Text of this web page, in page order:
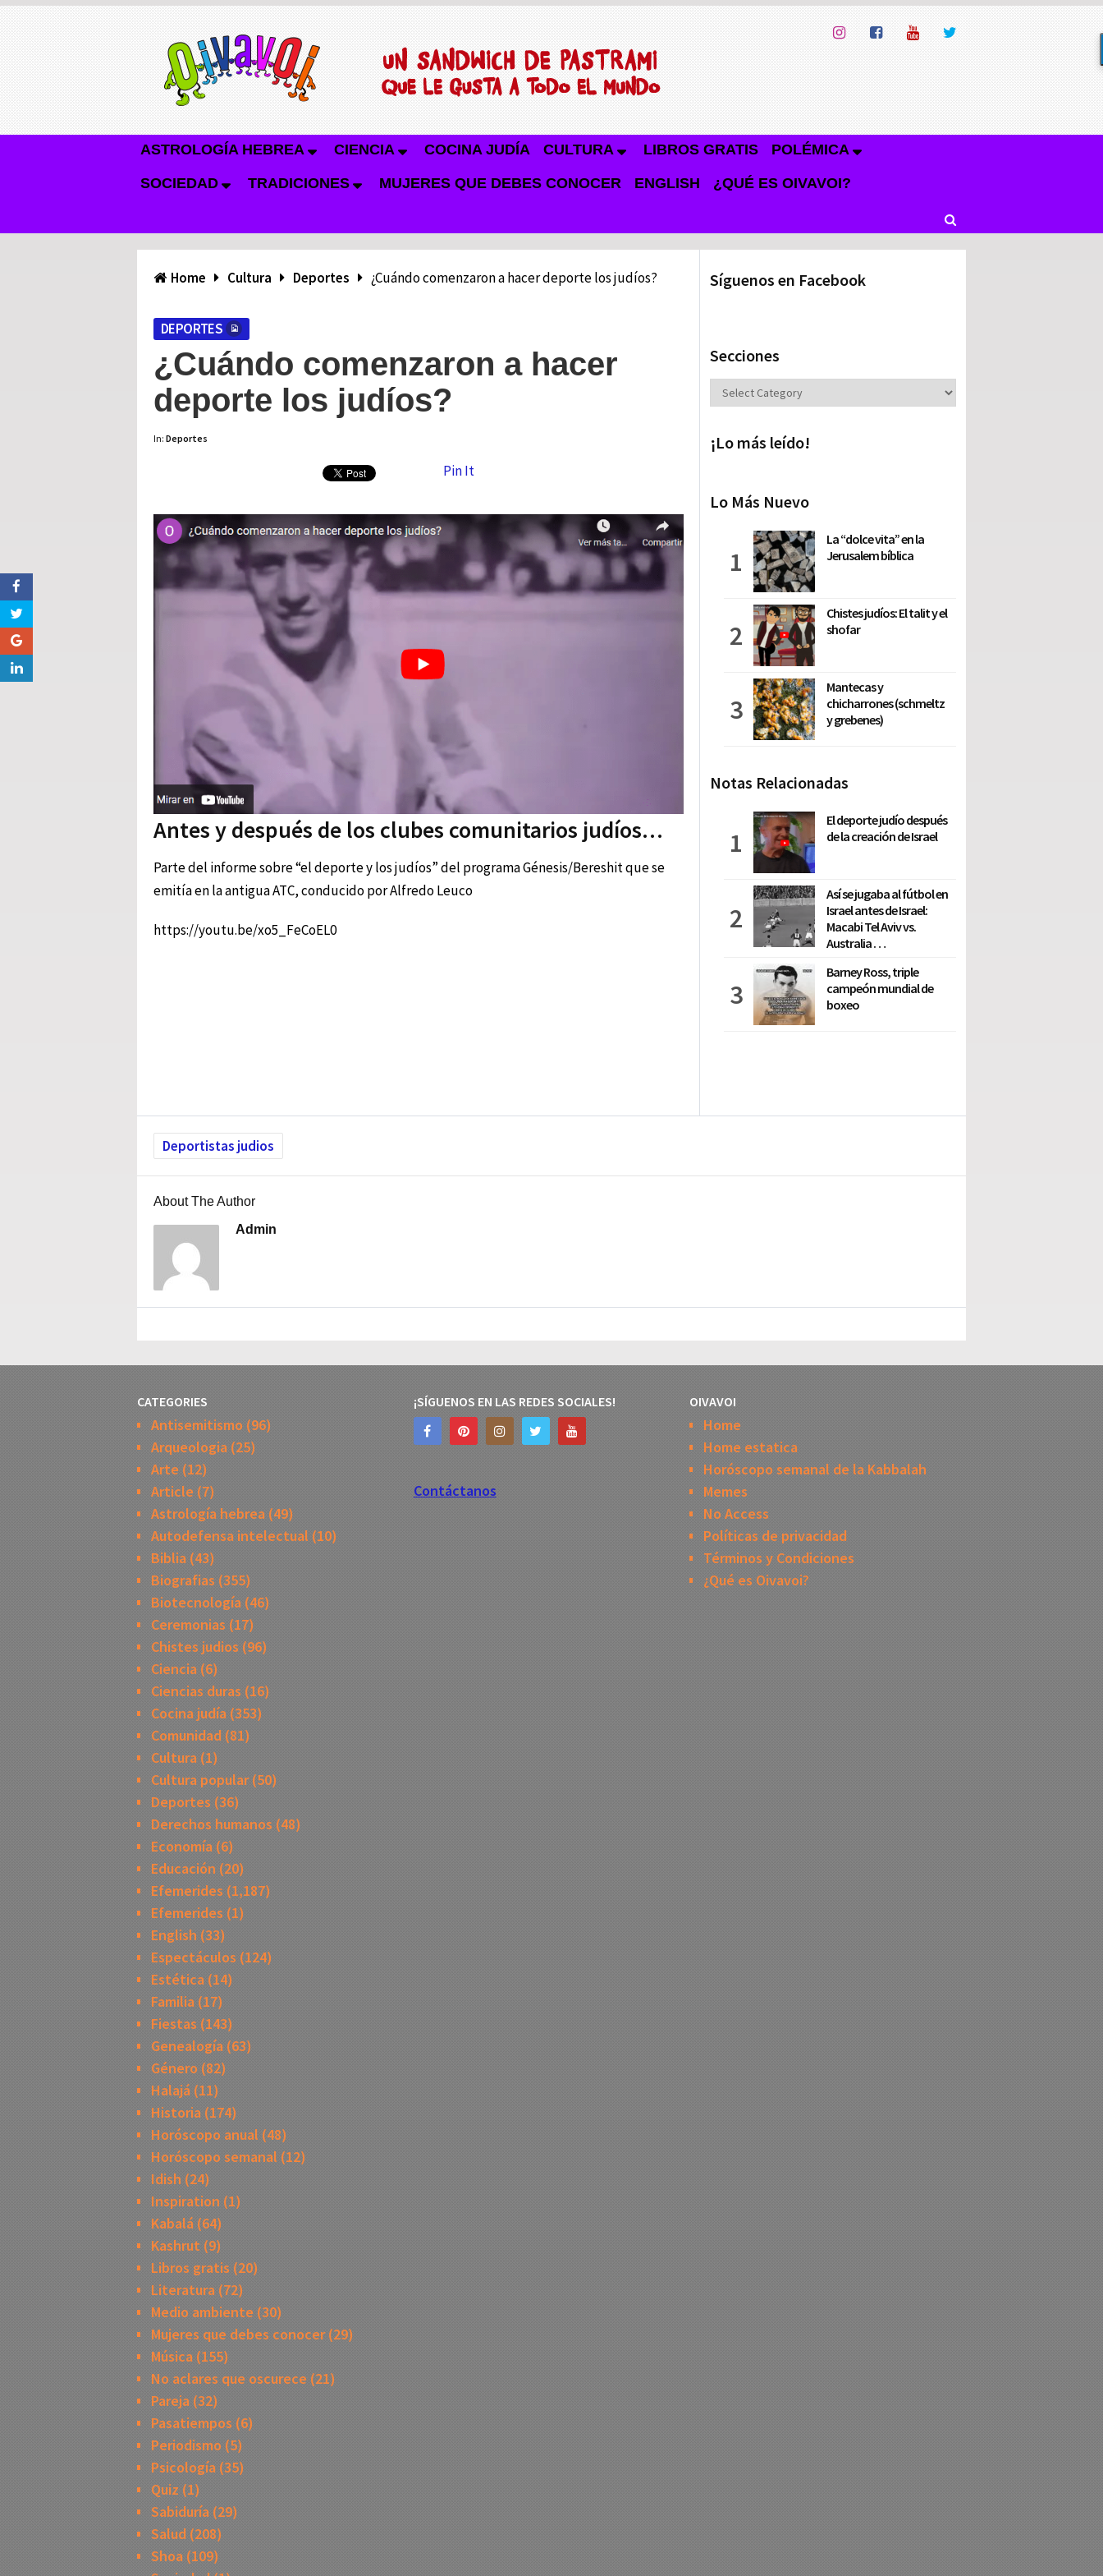
ASTROLOGÍA HEBREA CIENCIA COCINA JUDÍA CULTURA LIBROS GRATIS POLÉMICA
SOCIEDAD TRADICIONES MUJERES QUE DEBES CONOCER ENGLISH ¿QUÉ ES OIVAVOI?
Home Cultura Deportes ¿Cuándo comenzaron a hacer deporte los judíos?
DEPORTES
¿Cuándo comenzaron a hacer
deporte los judíos?
In: Deportes
Pin It
Antes y después de los clubes comunitarios judíos…
Parte del informe sobre “el deporte y los judíos” del programa Génesis/Bereshit que se
emitía en la antigua ATC, conducido por Alfredo Leuco
https://youtu.be/xo5_FeCoEL0
Síguenos en Facebook
Secciones
Secciones
¡Lo más leído!
Lo Más Nuevo
La “dolce vita” en la
Jerusalem bíblica
Chistes judíos: El talit y el
shofar
Mantecas y
chicharrones (schmeltz
y grebenes)
Notas Relacionadas
El deporte judío después
de la creación de Israel
Así se jugaba al fútbol en
Israel antes de Israel:
Macabi Tel Aviv vs.
Australia …
Barney Ross, triple
campeón mundial de
boxeo
Deportistas judios
About The Author
Admin
CATEGORIES
Antisemitismo (96)
Arqueologia (25)
Arte (12)
Article (7)
Astrología hebrea (49)
Autodefensa intelectual (10)
Biblia (43)
Biografias (355)
Biotecnología (46)
Ceremonias (17)
Chistes judios (96)
Ciencia (6)
Ciencias duras (16)
Cocina judía (353)
Comunidad (81)
Cultura (1)
Cultura popular(50)
Deportes (36)
Derechos humanos (48)
Economía (6)
Educación (20)
Efemerides (1,187)
Efemerides (1)
English (33)
Espectáculos (124)
Estética (14)
Familia (17)
Fiestas (143)
Genealogía (63)
Género (82)
Halajá (11)
Historia (174)
Horóscopo anual (48)
Horóscopo semanal (12)
Idish (24)
Inspiration (1)
Kabalá (64)
Kashrut (9)
Libros gratis (20)
Literatura (72)
Medio ambiente (30)
Mujeres que debes conocer(29)
Música (155)
No aclares que oscurece (21)
Pareja (32)
Pasatiempos (6)
Periodismo (5)
Psicología (35)
Quiz (1)
Sabiduría (29)
Salud (208)
Shoa (109)
¡SÍGUENOS EN LAS REDES SOCIALES!
Contáctanos
OIVAVOI
Home
Home estatica
Horóscopo semanal de la Kabbalah
Memes
No Access
Políticas de privacidad
Términos y Condiciones
¿Qué es Oivavoi?